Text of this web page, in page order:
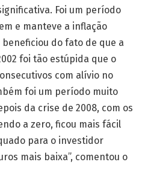
Foi um período
e manteve a inflação
do fato de que a
foi tão estúpida que o
com alívio no
foi um período muito
da crise de 2008, com os
a zero, ficou mais fácil
para o investidor
mais baixa”, comentou o